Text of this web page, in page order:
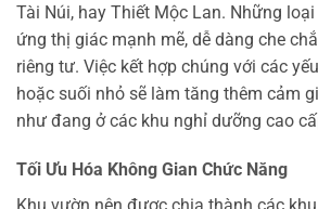
Tài Núi, hay Thiết Mộc Lan. Những
ứng thị giác mạnh mẽ, dễ dàng che
riêng tư. Việc kết hợp chúng với các
hoặc suối nhỏ sẽ làm tăng thêm cảm
như đang ở các khu nghỉ dưỡng cao
Tối Ưu Hóa Không Gian Chức Năng